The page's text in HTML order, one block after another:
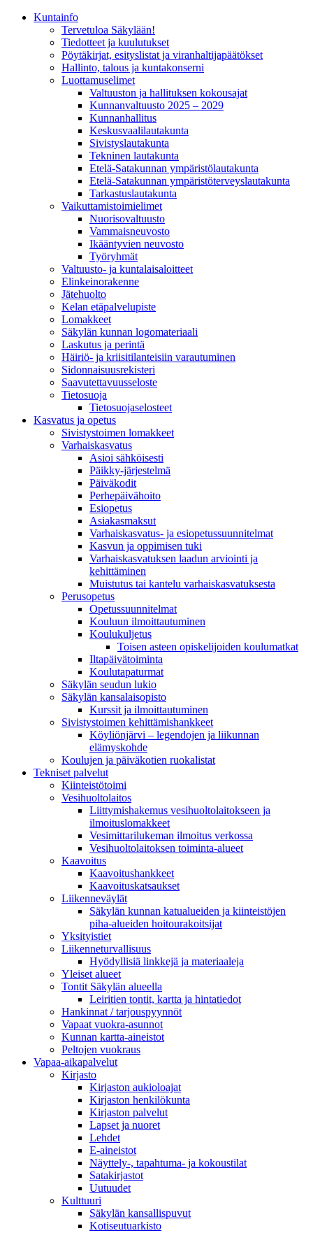
Kunta­info
Tervetuloa Säkylään!
Tiedotteet ja kuulutukset
Pöytäkirjat, esityslistat ja viranhaltijapäätökset
Hallinto, talous ja kuntakonserni
Luottamuselimet
Valtuuston ja hallituksen kokousajat
Kunnanvaltuusto 2025 – 2029
Kunnanhallitus
Keskusvaalilautakunta
Sivistyslautakunta
Tekninen lautakunta
Etelä-Satakunnan ympäristölautakunta
Etelä-Satakunnan ympäristöterveyslautakunta
Tarkastuslautakunta
Vaikuttamistoimielimet
Nuorisovaltuusto
Vammaisneuvosto
Ikääntyvien neuvosto
Työryhmät
Valtuusto- ja kuntalaisaloitteet
Elinkeinorakenne
Jätehuolto
Kelan etäpalvelupiste
Lomakkeet
Säkylän kunnan logomateriaali
Laskutus ja perintä
Häiriö- ja kriisitilanteisiin varautuminen
Sidonnaisuusrekisteri
Saavutettavuusseloste
Tietosuoja
Tietosuojaselosteet
Kasvatus ja opetus
Sivistystoimen lomakkeet
Varhaiskasvatus
Asioi sähköisesti
Päikky-järjestelmä
Päiväkodit
Perhepäivähoito
Esiopetus
Asiakasmaksut
Varhaiskasvatus- ja esiopetussuunnitelmat
Kasvun ja oppimisen tuki
Varhaiskasvatuksen laadun arviointi ja
kehittäminen
Muistutus tai kantelu varhaiskasvatuksesta
Perusopetus
Opetussuunnitelmat
Kouluun ilmoittautuminen
Koulukuljetus
Toisen asteen opiskelijoiden koulumatkat
Iltapäivätoiminta
Koulutapaturmat
Säkylän seudun lukio
Säkylän kansalaisopisto
Kurssit ja ilmoittautuminen
Sivistystoimen kehittämishankkeet
Köyliönjärvi – legendojen ja liikunnan
elämyskohde
Koulujen ja päiväkotien ruokalistat
Tekniset palvelut
Kiinteistötoimi
Vesihuoltolaitos
Liittymishakemus vesihuoltolaitokseen ja
ilmoituslomakkeet
Vesimittarilukeman ilmoitus verkossa
Vesihuoltolaitoksen toiminta-alueet
Kaavoitus
Kaavoitushankkeet
Kaavoituskatsaukset
Liikenneväylät
Säkylän kunnan katualueiden ja kiinteistöjen
piha-alueiden hoitourakoitsijat
Yksityistiet
Liikenneturvallisuus
Hyödyllisiä linkkejä ja materiaaleja
Yleiset alueet
Tontit Säkylän alueella
Leiritien tontit, kartta ja hintatiedot
Hankinnat / tarjouspyynnöt
Vapaat vuokra-asunnot
Kunnan kartta-aineistot
Peltojen vuokraus
Vapaa-aika­palvelut
Kirjasto
Kirjaston aukioloajat
Kirjaston henkilökunta
Kirjaston palvelut
Lapset ja nuoret
Lehdet
E-aineistot
Näyttely-, tapahtuma- ja kokoustilat
Satakirjastot
Uutuudet
Kulttuuri
Säkylän kansallispuvut
Kotiseutuarkisto